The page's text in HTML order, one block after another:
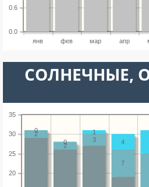
янв фев мар апр
0.0
0.6
CОЛНЕЧНЫЕ,
20
25
30
35
7
3
2
2
4
1
0
0